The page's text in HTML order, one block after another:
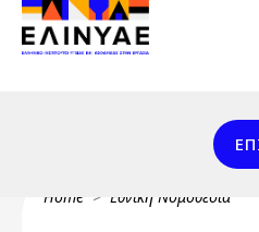
Skip to main content
Header Top 2
Header Top
Breadcrumb
Home Εθνική Νομοθεσία